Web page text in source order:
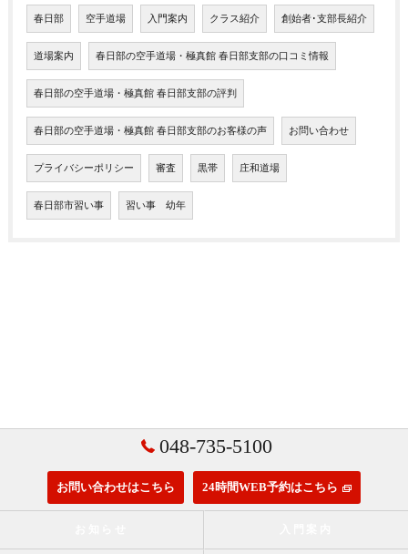
春日部 空手道場 入門案内 クラス紹介 創始者･支部長紹介
道場案内 春日部の空手道場・極真館 春日部支部の口コミ情報
春日部の空手道場・極真館 春日部支部の評判
春日部の空手道場・極真館 春日部支部のお客様の声 お問い合わせ
プライバシーポリシー 審査 黒帯 庄和道場
春日部市習い事 習い事 幼年
048-735-5100
お問い合わせはこちら 24時間WEB予約はこちら